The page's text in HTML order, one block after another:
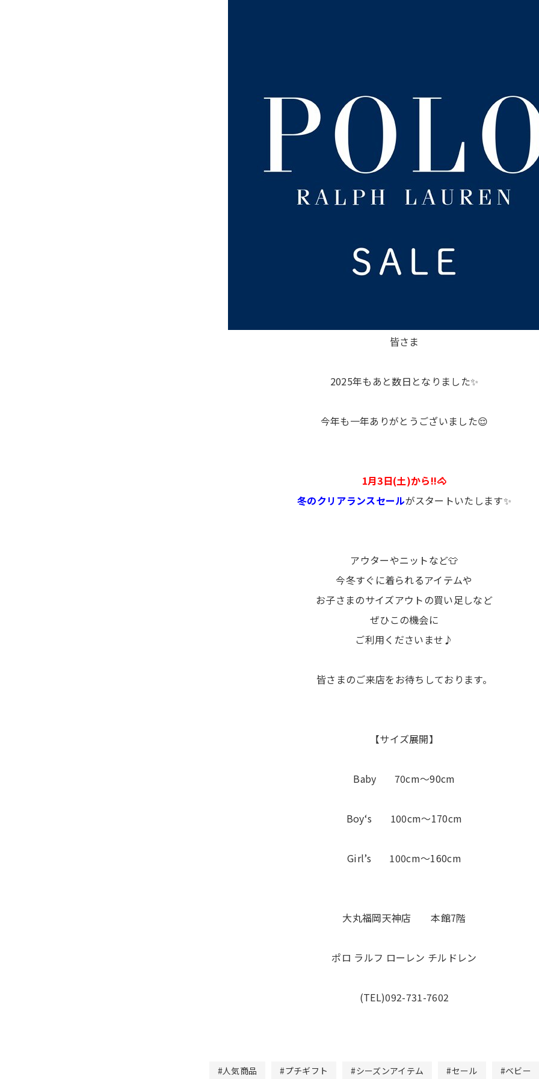
皆さま
2025年もあと数日となりました✨
今年も一年ありがとうございました😌
1月3日(土)から‼️🐴
冬のクリアランスセールがスタートいたします✨
アウターやニットなど👕
今冬すぐに着られるアイテムや
お子さまのサイズアウトの買い足しなど
ぜひこの機会に
ご利用くださいませ♪
皆さまのご来店をお待ちしております。
【サイズ展開】
Baby 70cm〜90cm
Boy‘s 100cm〜170cm
Girl’s 100cm〜160cm
大丸福岡天神店 本館7階
ポロ ラルフ ローレン チルドレン
(TEL)092-731-7602
#人気商品 #プチギフト #シーズンアイテム #セール #ベビー